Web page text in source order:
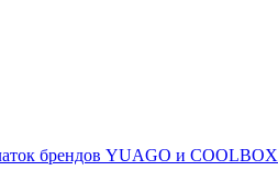
брендов YUAGO и COOLBOX